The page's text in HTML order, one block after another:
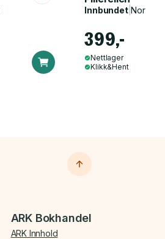
Innbundet|Norsk,
399,-
Nettlager
Klikk&Hent
ARK Bokhandel
ARK Innhold